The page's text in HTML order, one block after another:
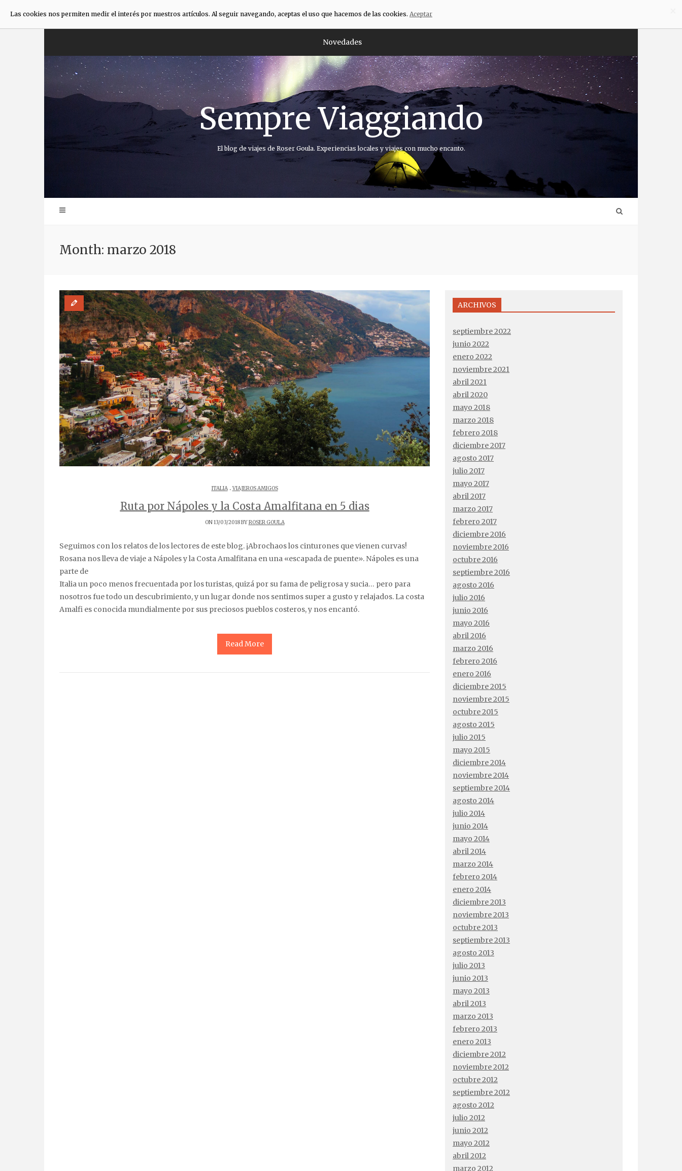
Novedades
Sempre Viaggiando
El blog de viajes de Roser Goula. Experiencias locales y viajes con mucho encanto.
Month: marzo 2018
ITALIA. VIAJEROS AMIGOS
Ruta por Nápoles y la Costa Amalfitana en 5 dias
ON 13/03/2018 BYROSER GOULA
Seguimos con los relatos de los lectores de este blog. ¡Abrochaos los cinturones que vienen curvas!
Rosana nos lleva de viaje a Nápoles y la Costa Amalfitana en una «escapada de puente». Nápoles es una
parte de
Italia un poco menos frecuentada por los turistas, quizá por su fama de peligrosa y sucia… pero para
nosotros fue todo un descubrimiento, y un lugar donde nos sentimos super a gusto y relajados. La costa
Amalfi es conocida mundialmente por sus preciosos pueblos costeros, y nos encantó.
Read More
ARCHIVOS
septiembre 2022
junio 2022
enero 2022
noviembre 2021
abril 2021
abril 2020
mayo 2018
marzo 2018
febrero 2018
diciembre 2017
agosto 2017
julio 2017
mayo 2017
abril 2017
marzo 2017
febrero 2017
diciembre 2016
noviembre 2016
octubre 2016
septiembre 2016
agosto 2016
julio 2016
junio 2016
mayo 2016
abril 2016
marzo 2016
febrero 2016
enero 2016
diciembre 2015
noviembre 2015
octubre 2015
agosto 2015
julio 2015
mayo 2015
diciembre 2014
noviembre 2014
septiembre 2014
agosto 2014
julio 2014
junio 2014
mayo 2014
abril 2014
marzo 2014
febrero 2014
enero 2014
diciembre 2013
noviembre 2013
octubre 2013
septiembre 2013
agosto 2013
julio 2013
junio 2013
mayo 2013
abril 2013
marzo 2013
febrero 2013
enero 2013
diciembre 2012
noviembre 2012
octubre 2012
septiembre 2012
agosto 2012
julio 2012
junio 2012
mayo 2012
abril 2012
marzo 2012
Las cookies nos permiten medir el interés por nuestros artículos. Al seguir navegando, aceptas el uso que hacemos de las cookies. Aceptar